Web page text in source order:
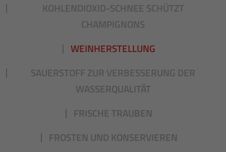
KOHLENDIOXID-SCHNEE SCHÜTZT
CHAMPIGNONS
WEINHERSTELLUNG
SAUERSTOFF ZUR VERBESSERUNG DER
WASSERQUALITÄT
FRISCHE TRAUBEN
FROSTEN UND KONSERVIEREN